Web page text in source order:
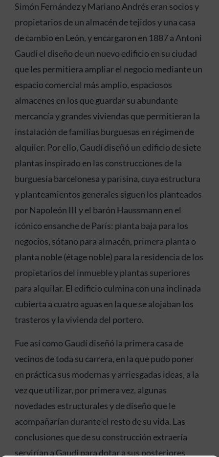
Simón Fernández y Mariano Andrés eran socios y
propietarios de un almacén de tejidos y una casa
de cambio en León, y encargaron en 1887 a Antoni
Gaudí el diseño de un nuevo edificio en su ciudad
que les permitiera ampliar el negocio mediante un
espacio comercial más amplio, espaciosos
almacenes en los que guardar su abundante
mercancía y grandes viviendas que permitieran la
instalación de familias burguesas en régimen de
alquiler. Por ello, Gaudí diseñó un edificio de siete
plantas inspirado en las construcciones de la
burguesía barcelonesa y parisina, cuya estructura
y planteamientos generales siguen los planteados
por Napoleón III y el barón Haussmann en el
icónico ensanche de París: planta baja para los
negocios, sótano para almacén, primera planta o
planta noble (étage noble) para la residencia de los
propietarios del inmueble y plantas superiores
para alquilar. El edificio culmina con una inclinada
cubierta a cuatro aguas en la que se alojaban los
trasteros y la vivienda del portero.
Fue así como Gaudí diseñó la primera casa de
vecinos de toda su carrera, en la que pudo poner
en práctica sus modernas y arriesgadas ideas, a la
vez que utilizar, por primera vez, algunas
novedades estructurales y de diseño que le
acompañarían durante el resto de su vida. Las
conclusiones que de su construcción extraería
servirían a Gaudí para dotar a sus posteriores